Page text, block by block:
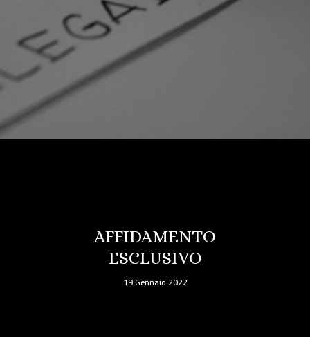
PRENDI UN APPUNTAMENTO
AFFIDAMENTO
ESCLUSIVO
19 Gennaio 2022